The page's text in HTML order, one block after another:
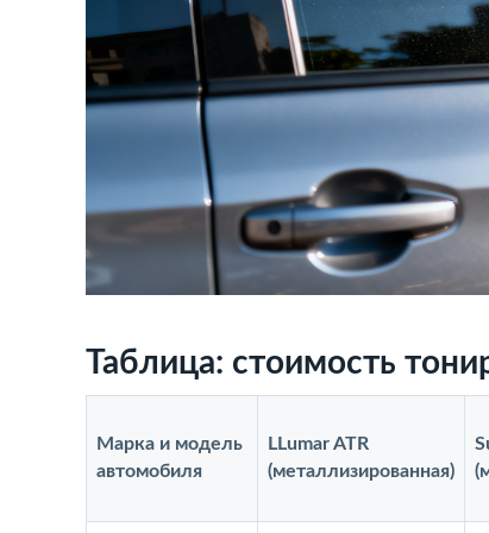
Таблица: стоимость
Марка и модель
автомобиля
LLumar ATR
(металлизированная)